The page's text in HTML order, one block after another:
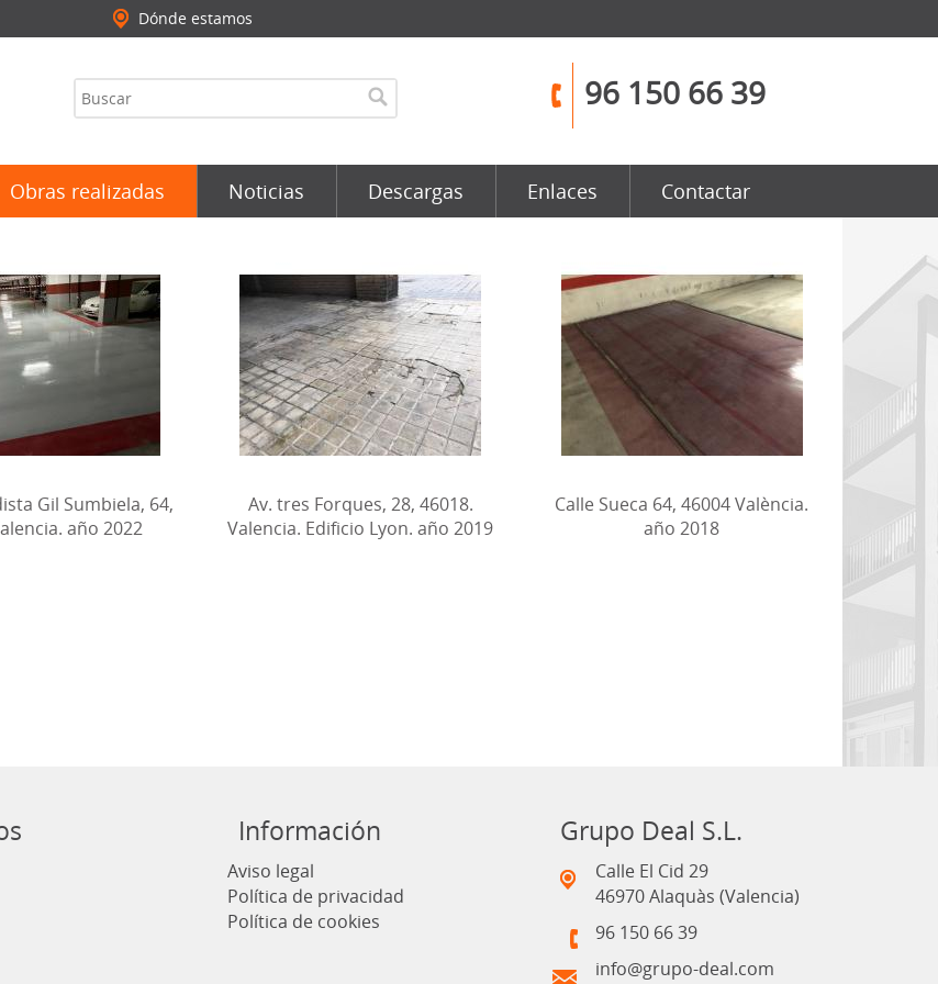
Dónde estamos
96 150 66 39
Obras realizadas Noticias Descargas Enlaces Contactar
Gil Sumbiela, 64,
año 2022
Av. tres Forques, 28, 46018.
Valencia. Edificio Lyon. año 2019
Calle Sueca 64, 46004 València.
año 2018
Información
Aviso legal
Política de privacidad
Política de cookies
Grupo Deal S.L.
Calle El Cid 29
46970 Alaquàs (Valencia)
96 150 66 39
info@grupo-deal.com